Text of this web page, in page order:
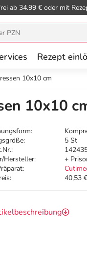
ab 34.99 € oder mit
Rezept
10x10 cm
10x10
5 St
Hersteller:
+
40,53